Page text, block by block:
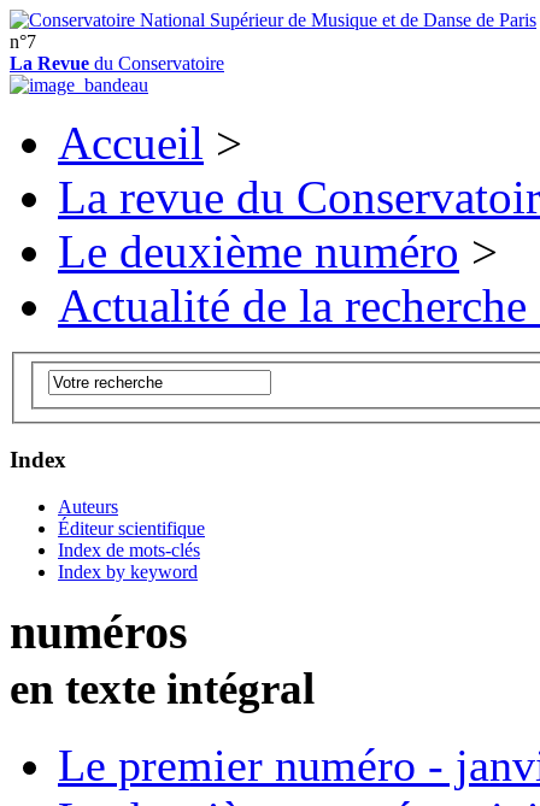
n°7
La Revue du Conservatoire
Accueil >
La revue du
Le deuxième numéro >
Actualité de la
Index
Auteurs
Éditeur scientifique
Index de mots-clés
Index by keyword
numéros
en texte intégral
Le premier numéro -